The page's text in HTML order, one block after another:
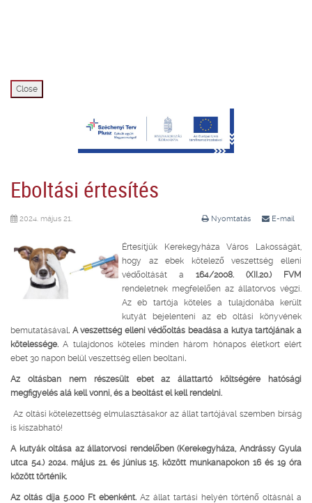
Close
Eboltási értesítés
Nyomtatás E-mail
2024. május 21.
Értesítjük Kerekegyháza Város Lakosságát,
hogy az ebek kötelező veszettség elleni
védőoltását a 164/2008. (XII.20.) FVM
rendeletnek megfelelően az állatorvos végzi.
Az eb tartója köteles a tulajdonába került
kutyát bejelenteni az eb oltási könyvének
bemutatásával. A veszettség elleni védőoltás beadása a kutya tartójának a
kötelessége. A tulajdonos köteles minden három hónapos életkort elért
ebet 30 napon belül veszettség ellen beoltani.
Az oltásban nem részesült ebet az állattartó költségére hatósági
megfigyelés alá kell vonni, és a beoltást el kell rendelni.
Az oltási kötelezettség elmulasztásakor az állat tartójával szemben bírság
is kiszabható!
A kutyák oltása az állatorvosi rendelőben (Kerekegyháza, Andrássy Gyula
utca 54.) 2024. május 21. és június 15. között munkanapokon 16 és 19 óra
között történik.
Az oltás díja 5.000 Ft ebenként. Az állat tartási helyén történő oltásnál a